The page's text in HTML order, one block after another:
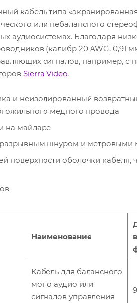
кабель типа
или небалансного
аудиосистемах. Благодаря
(калибр 20 AWG, 0,91
сигналов, например, с
Sierra Video.
и неизолированный
медного провода
на майларе
разрывным шнуром и метровыми
поверхности оболочки кабеля,
Наименование
в
Кабель для балансного
моно аудио или
сигналов управления